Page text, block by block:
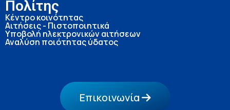
Πολίτης
Κέντρο κοινότητας
Αιτήσεις - Πιστοποιητικά
Υποβολή ηλεκτρονικών αιτήσεων
Αναλύση ποιότητας ύδατος
Επικοινωνία